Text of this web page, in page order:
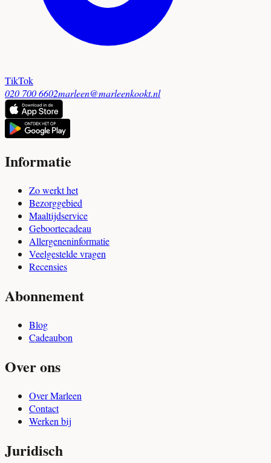
TikTok
020 700 6602marleen@marleenkookt.nl
Informatie
Zo werkt het
Bezorggebied
Maaltijdservice
Geboortecadeau
Allergeneninformatie
Veelgestelde vragen
Recensies
Abonnement
Blog
Cadeaubon
Over ons
Over Marleen
Contact
Werken bij
Juridisch